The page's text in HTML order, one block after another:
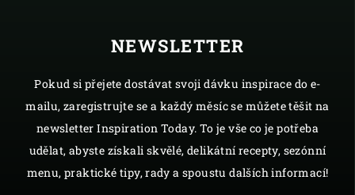
NEWSLETTER
Pokud si přejete dostávat svoji dávku inspirace do e-
mailu, zaregistrujte se a každý měsíc se můžete těšit na
newsletter Inspiration Today. To je vše co je potřeba
udělat, abyste získali skvělé, delikátní recepty, sezónní
menu, praktické tipy, rady a spoustu dalších informací!